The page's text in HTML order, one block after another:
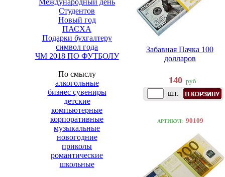
Международный день
Студентов
Новый год
ПАСХА
Подарки бухгалтеру
символ года
ЧМ 2018 ПО ФУТБОЛУ
По смыслу
алкогольные
бизнес сувениры
детские
компьютерные
корпоративные
музыкальные
новогодние
приколы
романтические
школьные
Забавная Пачка 100
долларов
140 руб.
шт.
АРТИКУЛ: 90109